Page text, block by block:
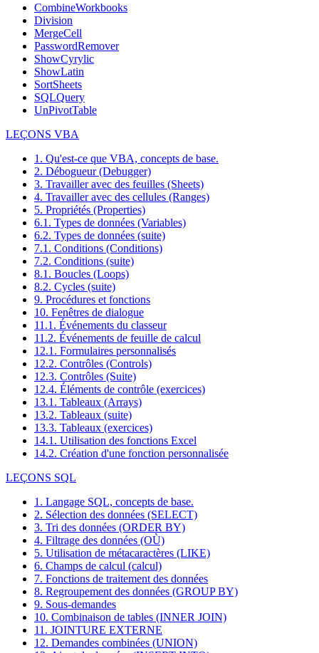
CombineWorkbooks
Division
MergeCell
PasswordRemover
ShowCyrylic
ShowLatin
SortSheets
SQLQuery
UnPivotTable
LEÇONS VBA
1. Qu'est-ce que VBA, concepts de base.
2. Débogueur (Debugger)
3. Travailler avec des feuilles (Sheets)
4. Travailler avec des cellules (Ranges)
5. Propriétés (Properties)
6.1. Types de données (Variables)
6.2. Types de données (suite)
7.1. Conditions (Conditions)
7.2. Conditions (suite)
8.1. Boucles (Loops)
8.2. Cycles (suite)
9. Procédures et fonctions
10. Fenêtres de dialogue
11.1. Événements du classeur
11.2. Événements de feuille de calcul
12.1. Formulaires personnalisés
12.2. Contrôles (Controls)
12.3. Contrôles (Suite)
12.4. Éléments de contrôle (exercices)
13.1. Tableaux (Arrays)
13.2. Tableaux (suite)
13.3. Tableaux (exercices)
14.1. Utilisation des fonctions Excel
14.2. Création d'une fonction personnalisée
LEÇONS SQL
1. Langage SQL, concepts de base.
2. Sélection des données (SELECT)
3. Tri des données (ORDER BY)
4. Filtrage des données (OÙ)
5. Utilisation de métacaractères (LIKE)
6. Champs de calcul (calcul)
7. Fonctions de traitement des données
8. Regroupement des données (GROUP BY)
9. Sous-demandes
10. Combinaison de tables (INNER JOIN)
11. JOINTURE EXTERNE
12. Demandes combinées (UNION)